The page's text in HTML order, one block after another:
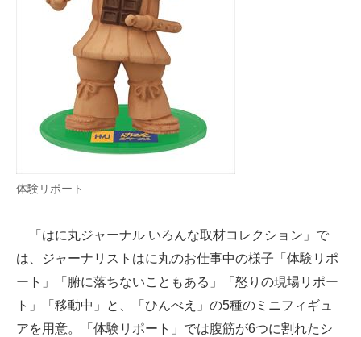
企業ITのトレンドを詳説
経営リーダーのコミュニティ
マーケ×ITの今がよく分かる
ITエンジニア向け専門サイト
製造業のIT導入・活用を支援
エレクトロニクス専門サイト
体験リポート
「はに丸ジャーナル いろんな取材コレクション」で
は、ジャーナリストはに丸のお仕事中の様子「体験リポ
ート」「腑に落ちないこともある」「怒りの現場リポー
ト」「移動中」と、「ひんべえ」の5種のミニフィギュ
アを用意。「体験リポート」では腹筋が6つに割れたシ